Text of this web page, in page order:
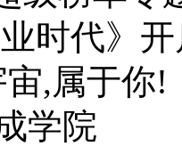
业时代》
,属于你!
学院